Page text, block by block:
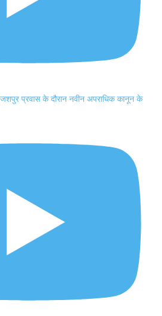
प्रवास के दौरान नवीन अपराधिक कानून के